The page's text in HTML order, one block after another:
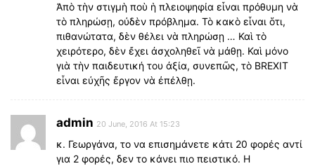
Ἀπὸ τὴν στιγμὴ ποὺ ἡ πλειοψηφία εἶναι πρόθυμη νὰ
τὸ πληρώσῃ, οὐδὲν πρόβλημα. Τὸ κακὸ εἶναι ὅτι,
πιθανώτατα, δὲν θέλει νὰ πληρώσῃ … Καὶ τὸ
χειρότερο, δὲν ἔχει ἀσχοληθεῖ νὰ μάθῃ. Καὶ μόνο
γιὰ τὴν παιδευτική του ἀξία, συνεπῶς, τὸ BREXIT
εἶναι εὐχῆς ἔργον νὰ ἐπέλθῃ.
admin 20 June, 2016 At 15:23
κ. Γεωργάνα, το να επισημάνετε κάτι 20 φορές αντί
για 2 φορές, δεν το κάνει πιο πειστικό. Η